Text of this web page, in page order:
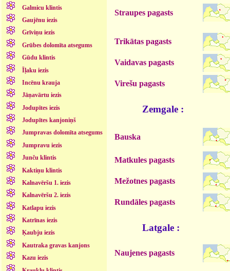
Galmicu klintis
Gaujēnu iezis
Grīviņu iezis
Grūbes dolomīta atsegums
Gūdu klintis
Īļaku iezis
Incēnu krauja
Jāņavārtu iezis
Jodupītes iezis
Jodupītes kanjoniņš
Jumpravas dolomīta atsegums
Jumpravu iezis
Junču klintis
Kaktiņu klintis
Kalnavēršu 1. iezis
Kalnavēršu 2. iezis
Katlapu iezis
Katrīnas iezis
Ķaubju iezis
Kautraka gravas kanjons
Kazu iezis
Straupes pagasts
Trikātas pagasts
Vaidavas pagasts
Virešu pagasts
Zemgale :
Bauska
Matkules pagasts
Mežotnes pagasts
Rundāles pagasts
Latgale :
Naujenes pagasts